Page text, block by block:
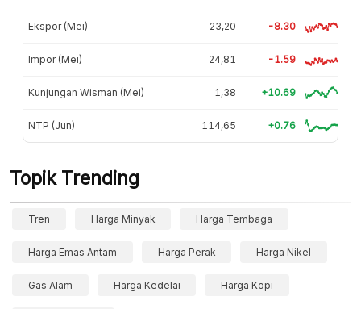
Ekspor (Mei) 23,20 -8.30
Impor (Mei) 24,81 -1.59
Kunjungan Wisman (Mei) 1,38 +10.69
NTP (Jun) 114,65 +0.76
Topik Trending
Tren Harga Minyak Harga Tembaga
Harga Emas Antam Harga Perak Harga Nikel
Gas Alam Harga Kedelai Harga Kopi